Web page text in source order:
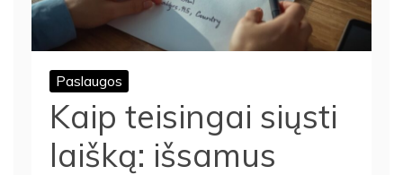
Paslaugos
Kaip teisingai siųsti
laišką: išsamus